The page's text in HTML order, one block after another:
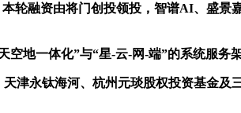
融资由将门创投领投，智谱AI、盛景
一体化”与“星-云-网-端”的系统服务架
永钛海河、杭州元琰股权投资基金及